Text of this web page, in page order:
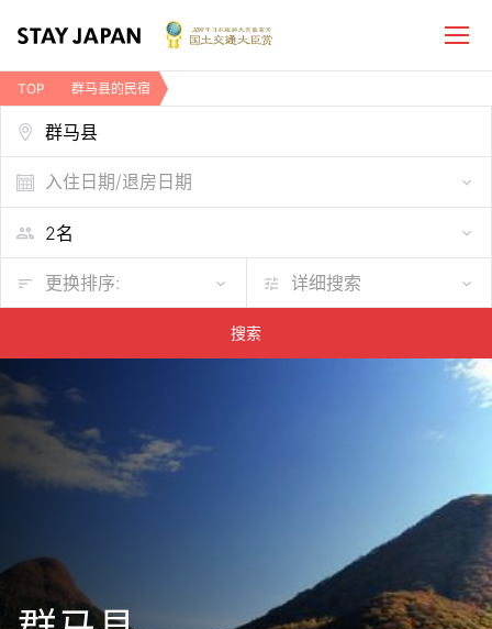
TOP 群马县的民宿
入住日期/退房日期
更换排序: 详细搜索
搜索